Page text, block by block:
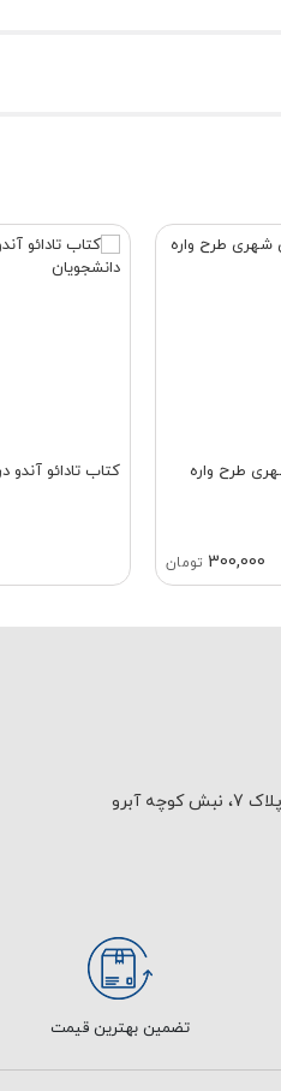
طرح‌ واره‌
300,000 تومان
کتاب تادائو آندو
آبرو
تضمین بهترین قیمت